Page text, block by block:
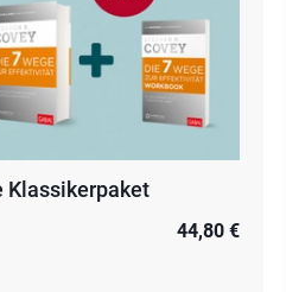
Klassikerpaket
44,80 €